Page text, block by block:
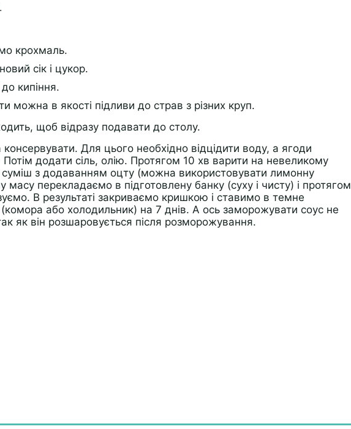
крохмаль.
сік і цукор.
кипіння.
можна в якості підливи до страв з різних круп.
щоб відразу подавати до столу.
Для цього необхідно відцідити воду, а ягоди
додати сіль, олію. Протягом 10 хв варити на невеликому
суміш з додаванням оцту (можна використовувати лимонну
масу перекладаємо в підготовлену банку (суху і чисту) і протягом
В результаті закриваємо кришкою і ставимо в темне
або холодильник) на 7 днів. А ось заморожувати соус не
як він розшаровується після розморожування.